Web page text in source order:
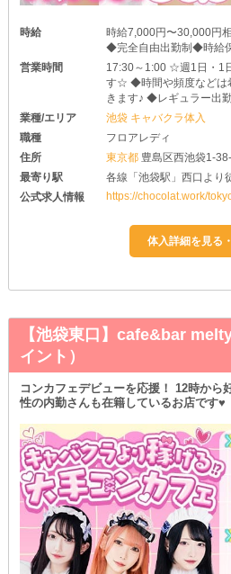
時給
時給7,000円〜30,000円
◆完全自由出勤制◆時給
営業時間
17:30～1:00 ☆週1日・1
す☆ ◆時間や頻度などは
きます♪ ◆レギュラー出
業種/エリア
池袋 キャバクラ体入
職種
フロアレディ
住所
東京都 豊島区西池袋1-
最寄り駅
各線「池袋駅」西口より
公式求人情報
https://chocolat.work/
【池袋東口】cafe&bar
イント）
コンカフェデビューを応援！ 12時か
性の内勤さんも在籍しているお店です♥